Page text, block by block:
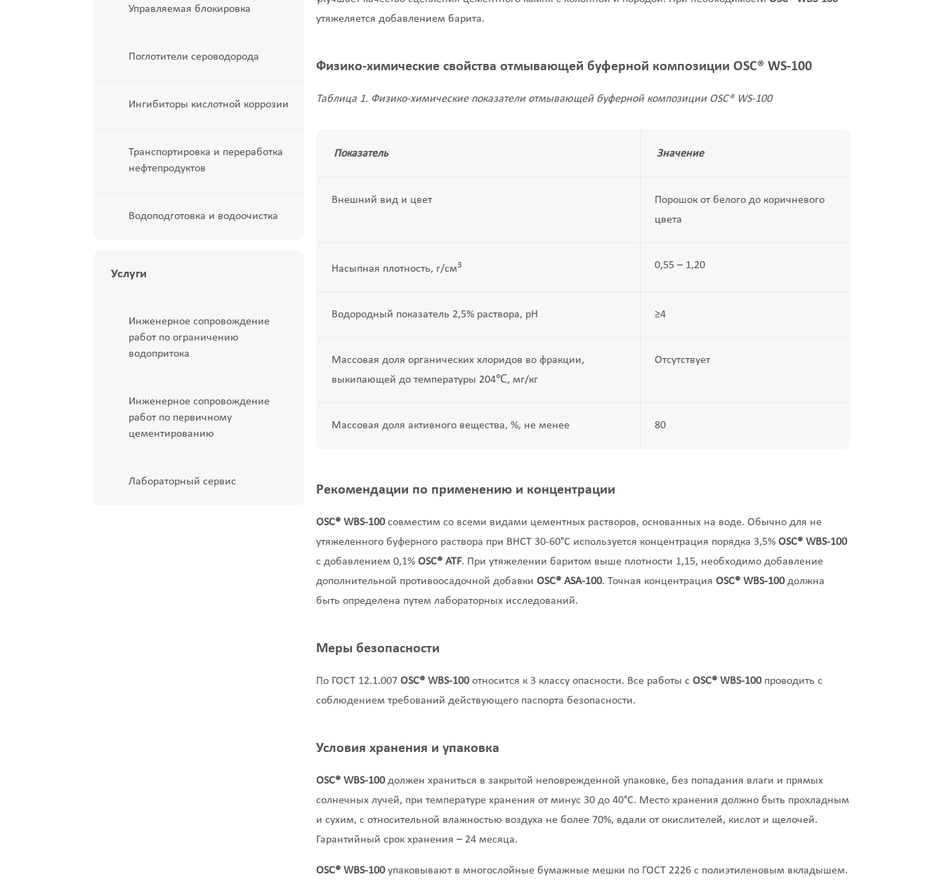
Управляемая блокировка
Поглотители сероводорода
Ингибиторы кислотной коррозии
Транспортировка и переработка
нефтепродуктов
Водоподготовка и водоочистка
Услуги
Инженерное сопровождение
работ по ограничению
водопритока
Инженерное сопровождение
работ по первичному
цементированию
Лабораторный сервис
утяжеляется добавлением барита.
Физико-химические свойства отмывающей буферной композиции OSC® WS-100
Таблица 1. Физико-химические показатели отмывающей буферной композиции OSC® WS-100
Показатель Значение
Внешний вид и цвет
Порошок от белого до коричневого
цвета
Насыпная плотность, г/см3 0,55 – 1,20
Водородный показатель 2,5% раствора, pH ≥4
Массовая доля органических хлоридов во фракции,
выкипающей до температуры 204℃, мг/кг
Отсутствует
Массовая доля активного вещества, %, не менее 80
Рекомендации по применению и концентрации
OSC® WBS-100совместим со всеми видами цементных растворов, основанных на воде. Обычно для не
утяжеленного буферного раствора при BHCT 30-60°C используется концентрация порядка 3,5% OSC® WBS-100
с добавлением 0,1% OSC® ATF. При утяжелении баритом выше плотности 1,15, необходимо добавление
дополнительной противоосадочной добавки OSC® ASA-100. Точная концентрация OSC® WBS-100должна
быть определена путем лабораторных исследований.
Меры безопасности
По ГОСТ 12.1.007 OSC® WBS-100относится к 3 классу опасности. Все работы с OSC® WBS-100проводить с
соблюдением требований действующего паспорта безопасности.
Условия хранения и упаковка
OSC® WBS-100должен храниться в закрытой неповрежденной упаковке, без попадания влаги и прямых
солнечных лучей, при температуре хранения от минус 30 до 40°С. Место хранения должно быть прохладным
и сухим, с относительной влажностью воздуха не более 70%, вдали от окислителей, кислот и щелочей.
Гарантийный срок хранения – 24 месяца.
OSC® WBS-100упаковывают в многослойные бумажные мешки по ГОСТ 2226 с полиэтиленовым вкладышем.